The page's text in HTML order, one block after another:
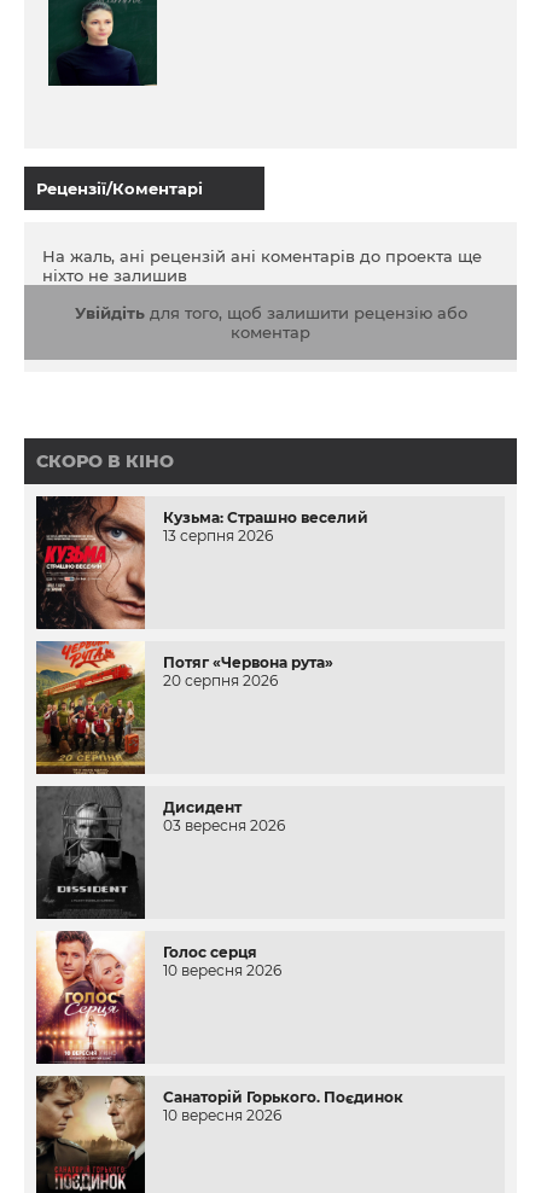
Рецензії/Коментарі
На жаль, ані рецензій ані коментарів до проекта ще
ніхто не залишив
Увійдітьдля того, щоб залишити рецензію або
коментар
СКОРО В КІНО
Кузьма: Страшно веселий
13 серпня 2026
Потяг «Червона рута»
20 серпня 2026
Дисидент
03 вересня 2026
Голос серця
10 вересня 2026
Санаторій Горького. Поєдинок
10 вересня 2026